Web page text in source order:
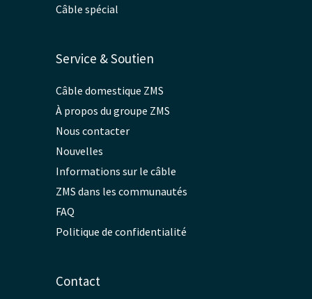
Câble spécial
Service & Soutien
Câble domestique ZMS
À propos du groupe ZMS
Nous contacter
Nouvelles
Informations sur le câble
ZMS dans les communautés
FAQ
Politique de confidentialité
Contact